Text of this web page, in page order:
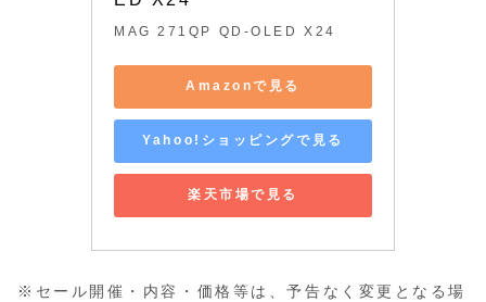
MAG 271QP QD-OLED X24
Amazonで見る
Yahoo!ショッピングで見る
楽天市場で見る
※セール開催・内容・価格等は、予告なく変更となる場